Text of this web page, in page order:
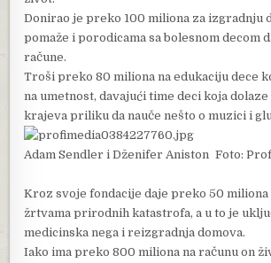
Donirao je preko 100 miliona za izgradnju
pomaže i porodicama sa bolesnom decom
račune.
Troši preko 80 miliona na edukaciju dece
na umetnost, davajući time deci koja
krajeva priliku da nauče nešto o muzici i
Adam Sendler i Dženifer Aniston Foto:
Kroz svoje fondacije daje preko 50 miliona
žrtvama prirodnih katastrofa, a u to je
medicinska nega i reizgradnja domova.
Iako ima preko 800 miliona na računu on